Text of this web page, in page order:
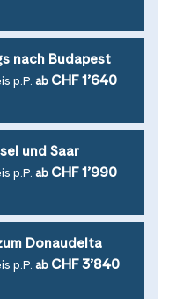
nach Budapest
p.P. ab CHF 1’640
und Saar
p.P. ab CHF 1’990
Donaudelta
p.P. ab CHF 3’840